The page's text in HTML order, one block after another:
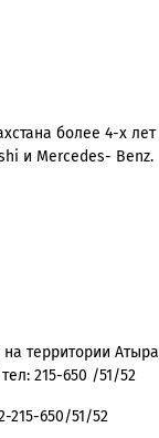
более 4-х лет
и Mercedes- Benz.
территории
215-650 /51/52
215-650/51/52